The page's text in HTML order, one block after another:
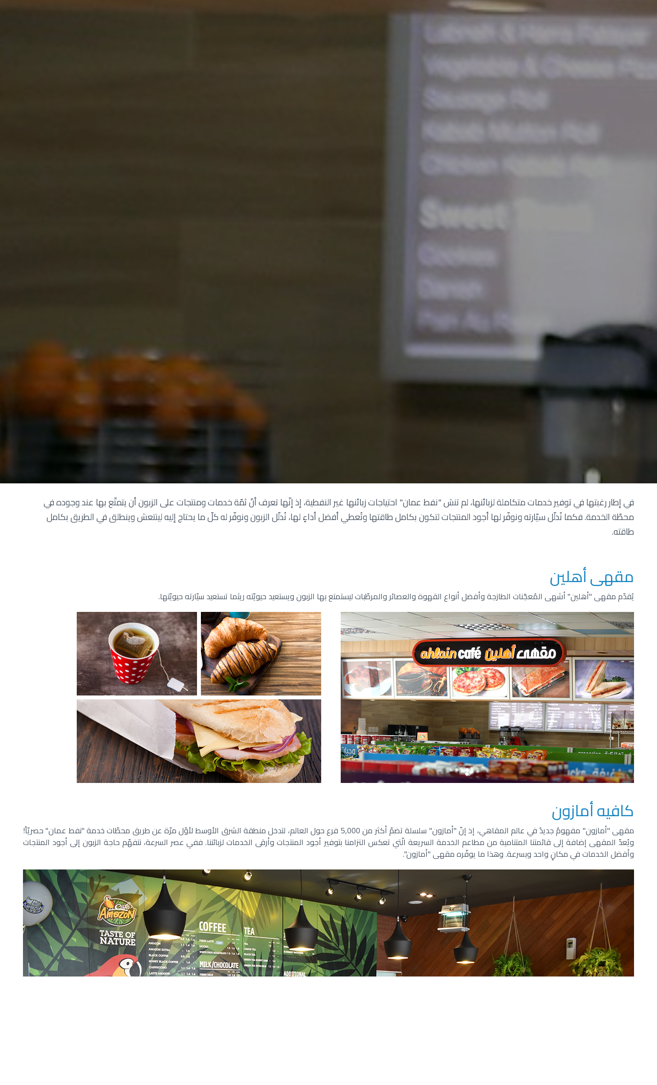
في إطار رغبتها في توفير خدمات متكاملة لزبائنها، لم تنسَ "نفط عمان" احتياجات زبائنها غير النفطية، إذ إنّها تعرف أنّ ثمّة خدمات ومنتجات على الزبون أن يتمتّع بها عند وجوده في
محطّة الخدمة. فكما نُدلّل سيّارته ونوفّر لها أجود المنتجات لتكون بكامل طاقتها وتُعطي أفضل أداءٍ لها، نُدلّل الزبون ونوفّر له كلّ ما يحتاج إليه لينتعش وينطلق في الطريق بكامل
طاقته.
مقهى أهلين
يُقدّم مقهى "أهلين" أشهى المُعجّنات الطازجة وأفضل أنواع القهوة والعصائر والمرطّبات ليستمتع بها الزبون ويستعيد حيويّته ريثما تستعيد سيّارته حيويّتها.
كافيه أمازون
مقهى "أمازون" مفهومٌ جديدٌ في عالم المقاهي، إذ إنّ "أمازون" سلسلة تضمّ أكثر من 5,000 فرع حول العالم، لتدخل منطقة الشرق الأوسط لأوّل مرّة عن طريق محطّات خدمة "نفط عمان" حصريّاً!
ويُعدّ المقهى إضافة إلى قائمتنا المتنامية من مطاعم الخدمة السريعة الّتي تعكس التزامنا بتوفير أجود المنتجات وأرقى الخدمات لزبائننا. ففي عصر السرعة، نتفهّم حاجة الزبون إلى أجود المنتجات
وأفضل الخدمات في مكانٍ واحد وبسرعة. وهذا ما يوفّره مقهى "أمازون".